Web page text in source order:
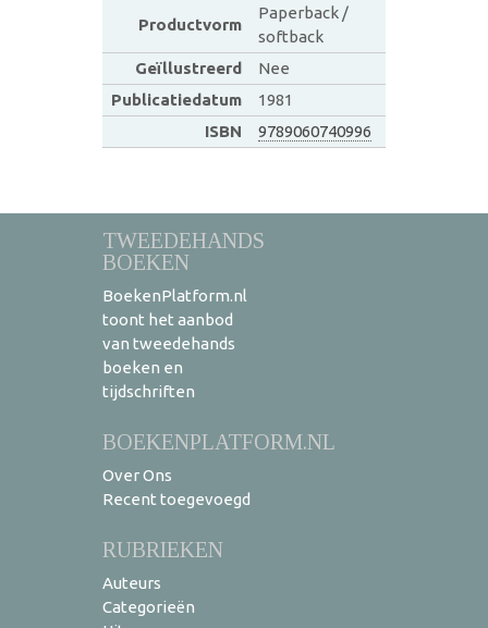
Productvorm
Paperback /
softback
Geïllustreerd
Nee
Publicatiedatum
1981
ISBN
9789060740996
TWEEDEHANDS
BOEKEN
BoekenPlatform.nl
toont het aanbod
van tweedehands
boeken en
tijdschriften
BOEKENPLATFORM.NL
Over Ons
Recent toegevoegd
RUBRIEKEN
Auteurs
Categorieën